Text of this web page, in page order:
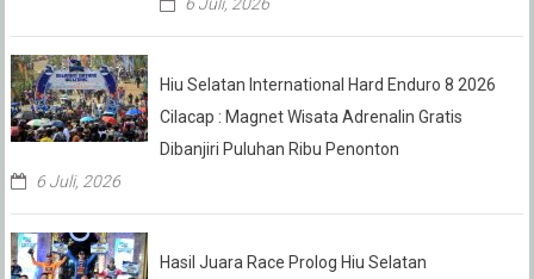
Hiu Selatan International Hard Enduro 8 2026
Cilacap : Magnet Wisata Adrenalin Gratis
Dibanjiri Puluhan Ribu Penonton
6 Juli, 2026
Hasil Juara Race Prolog Hiu Selatan